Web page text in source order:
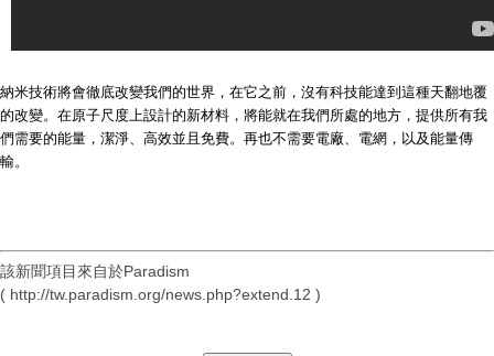
納米技術將會徹底改變我們的世界，在它之前，沒有科技能達到這種天翻地覆
的改變。在原子尺度上設計的新材料，將能就在我們所處的地方，提供所有我
們需要的能量，潔淨、高效並且免費。再也不需要電廠、電網，以及能量傳
輸。
該新聞項目來自於Paradism
( http://tw.paradism.org/news.php?extend.12 )